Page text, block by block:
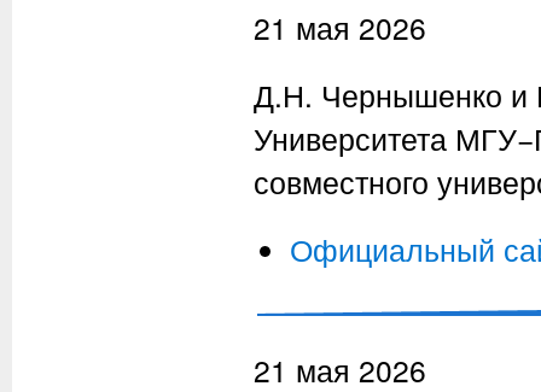
21 мая 2026
Д.Н. Чернышенко и
Университета
совместного
Официальный
21 мая 2026